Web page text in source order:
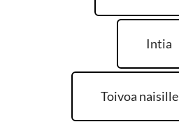
Intia
Toivoa naisille